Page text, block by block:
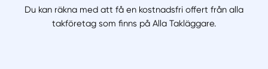
Du kan räkna med att få en kostnadsfri offert från alla
takföretag som finns på Alla Takläggare.